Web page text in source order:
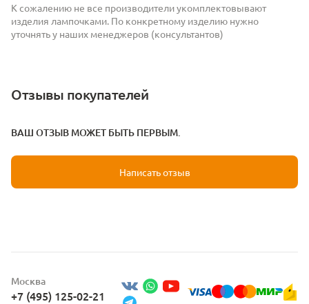
К сожалению не все производители укомплектовывают
изделия лампочками. По конкретному изделию нужно
уточнять у наших менеджеров (консультантов)
Отзывы покупателей
ВАШ ОТЗЫВ МОЖЕТ БЫТЬ ПЕРВЫМ.
Написать отзыв
Москва
+7 (495) 125-02-21